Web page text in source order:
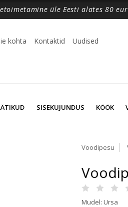
üle Eesti alates 80 eur
kohta Kontaktid Uudised
SISEKUJUNDUS KÖÖK
Voodipesu
Mudel: Ursa